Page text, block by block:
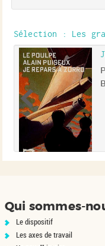
Sélection : Les
Qui sommes-
Le dispositif
Les axes de travail